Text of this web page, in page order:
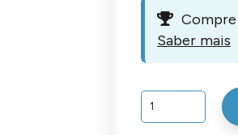
Saber mais